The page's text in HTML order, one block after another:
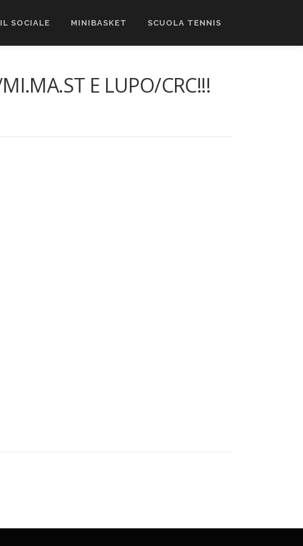
SOCIALE MINIBASKET SCUOLA TENNIS
E LUPO/CRC!!!